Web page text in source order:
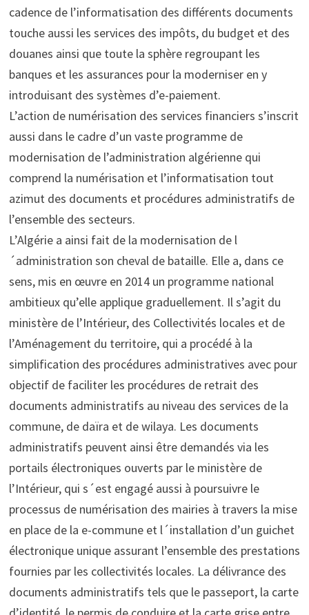
cadence de l’informatisation des différents documents
touche aussi les services des impôts, du budget et des
douanes ainsi que toute la sphère regroupant les
banques et les assurances pour la moderniser en y
introduisant des systèmes d’e-paiement.
L’action de numérisation des services financiers s’inscrit
aussi dans le cadre d’un vaste programme de
modernisation de l’administration algérienne qui
comprend la numérisation et l’informatisation tout
azimut des documents et procédures administratifs de
l’ensemble des secteurs.
L’Algérie a ainsi fait de la modernisation de l
´administration son cheval de bataille. Elle a, dans ce
sens, mis en œuvre en 2014 un programme national
ambitieux qu’elle applique graduellement. Il s’agit du
ministère de l’Intérieur, des Collectivités locales et de
l’Aménagement du territoire, qui a procédé à la
simplification des procédures administratives avec pour
objectif de faciliter les procédures de retrait des
documents administratifs au niveau des services de la
commune, de daïra et de wilaya. Les documents
administratifs peuvent ainsi être demandés via les
portails électroniques ouverts par le ministère de
l’Intérieur, qui s´est engagé aussi à poursuivre le
processus de numérisation des mairies à travers la mise
en place de la e-commune et l´installation d’un guichet
électronique unique assurant l’ensemble des prestations
fournies par les collectivités locales. La délivrance des
documents administratifs tels que le passeport, la carte